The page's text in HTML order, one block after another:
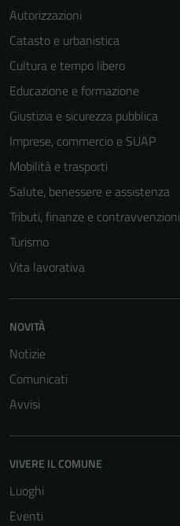
Autorizzazioni
Catasto e urbanistica
Cultura e tempo libero
Educazione e formazione
Giustizia e sicurezza pubblica
Imprese, commercio e SUAP
Mobilità e trasporti
Salute, benessere e assistenza
Tributi, finanze e contravvenzioni
Turismo
Vita lavorativa
NOVITÀ
Notizie
Comunicati
Avvisi
VIVERE IL COMUNE
Luoghi
Eventi